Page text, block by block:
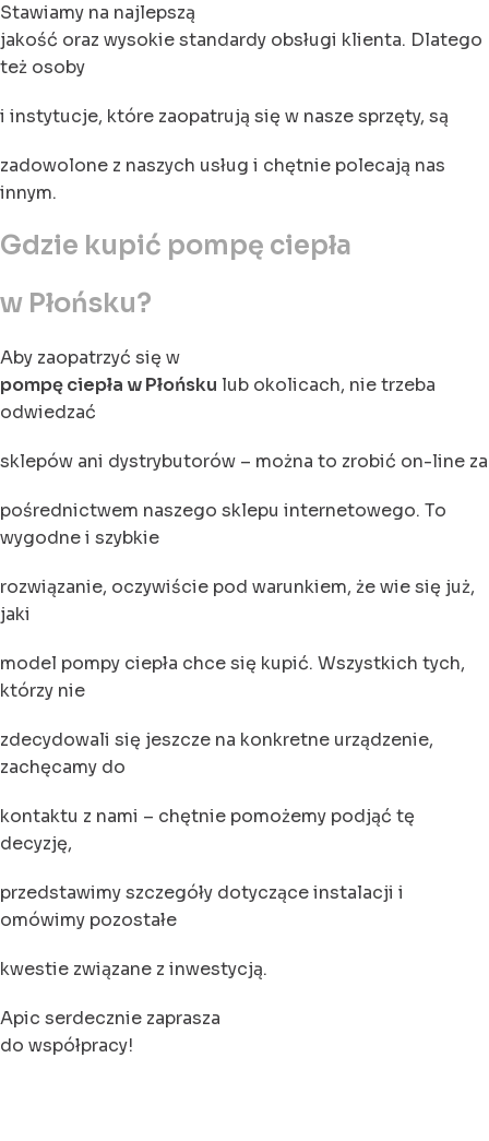
Stawiamy na najlepszą
jakość oraz wysokie standardy obsługi klienta. Dlatego
też osoby
i instytucje, które zaopatrują się w nasze sprzęty, są
zadowolone z naszych usług i chętnie polecają nas
innym.
Gdzie kupić pompę ciepła
w Płońsku?
Aby zaopatrzyć się w
pompę ciepła w Płońsku lub okolicach, nie trzeba
odwiedzać
sklepów ani dystrybutorów – można to zrobić on-line za
pośrednictwem naszego sklepu internetowego. To
wygodne i szybkie
rozwiązanie, oczywiście pod warunkiem, że wie się już,
jaki
model pompy ciepła chce się kupić. Wszystkich tych,
którzy nie
zdecydowali się jeszcze na konkretne urządzenie,
zachęcamy do
kontaktu z nami – chętnie pomożemy podjąć tę
decyzję,
przedstawimy szczegóły dotyczące instalacji i
omówimy pozostałe
kwestie związane z inwestycją.
Apic serdecznie zaprasza
do współpracy!